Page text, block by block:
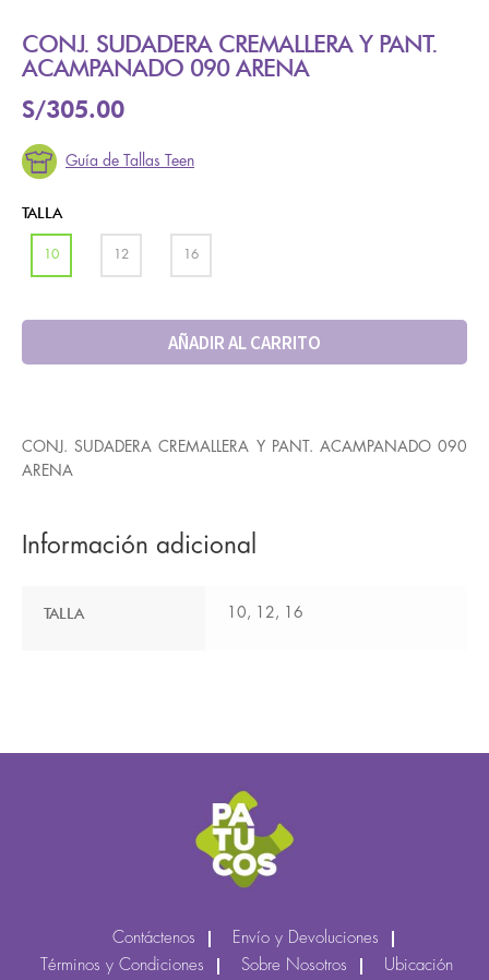
CONJ. SUDADERA CREMALLERA Y PANT.
ACAMPANADO 090 ARENA
S/305.00
Guía de Tallas Teen
TALLA
10 12 16
AÑADIR AL CARRITO
CONJ. SUDADERA CREMALLERA Y PANT. ACAMPANADO 090
ARENA
Información adicional
TALLA 10, 12, 16
Contáctenos
Envío y Devoluciones
Términos y Condiciones
Sobre Nosotros Ubicación